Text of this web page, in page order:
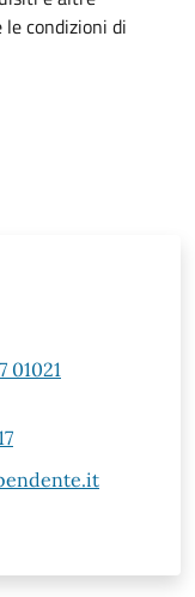
condizioni di
01021